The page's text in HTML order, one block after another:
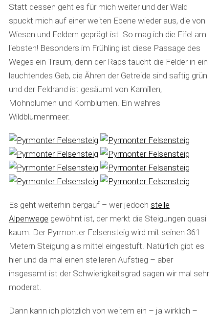
Statt dessen geht es für mich weiter und der Wald
spuckt mich auf einer weiten Ebene wieder aus, die von
Wiesen und Feldern geprägt ist. So mag ich die Eifel am
liebsten! Besonders im Frühling ist diese Passage des
Weges ein Traum, denn der Raps taucht die Felder in ein
leuchtendes Geb, die Ähren der Getreide sind saftig grün
und der Feldrand ist gesäumt von Kamillen,
Mohnblumen und Kornblumen. Ein wahres
Wildblumenmeer.
Es geht weiterhin bergauf – wer jedoch steile
Alpenwege gewöhnt ist, der merkt die Steigungen quasi
kaum. Der Pyrmonter Felsensteig wird mit seinen 361
Metern Steigung als mittel eingestuft. Natürlich gibt es
hier und da mal einen steileren Aufstieg – aber
insgesamt ist der Schwierigkeitsgrad sagen wir mal sehr
moderat.
Dann kann ich plötzlich von weitem ein – ja wirklich –